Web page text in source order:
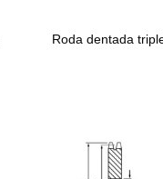
Roda dentada